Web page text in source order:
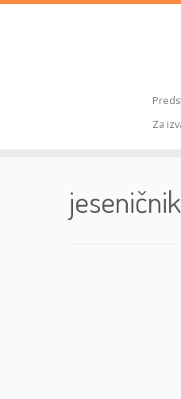
Za
jeseničnik